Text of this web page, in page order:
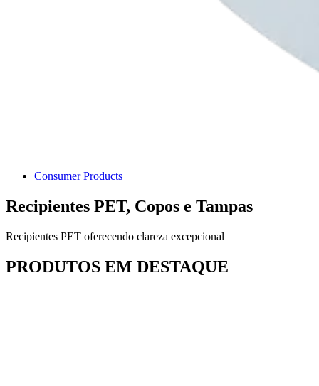
Consumer Products
Recipientes PET, Copos e Tampas
Recipientes PET oferecendo clareza excepcional
PRODUTOS EM DESTAQUE